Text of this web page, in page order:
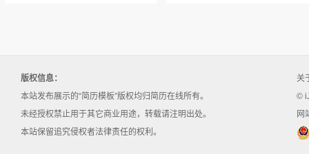
版权信息：
本站发布展示的“简历模板”版权均归简历在线所有。
未经授权禁止用于其它商业用途，转载请注明出处。
本站保留追究侵权者法律责任的权利。
关
©
网